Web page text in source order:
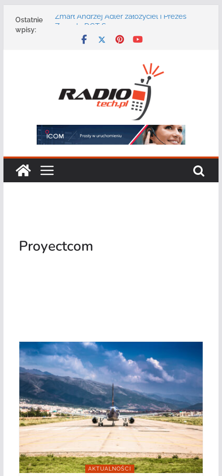
Ostatnie
wpisy:
Zmarł Andrzej Adler założyciel i Prezes
Radmor – największy polski producent
konferencję: „Bezpieczeństwo,
niezawodność i interoperacyjność
systemów teleinformatycznych”
Motorola Solutions oferuje agencjom
bezpieczeństwa publicznego usługę
łączności opartą na chmurze
Najnowszy radiotelefon MOTOTRBO R7 od
Motorola Solutions
Proyectcom
AKTUALNOŚCI